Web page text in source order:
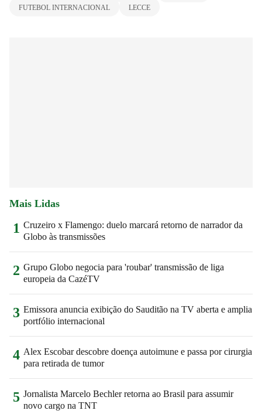
FUTEBOL INTERNACIONAL LECCE
Mais Lidas
1 Cruzeiro x Flamengo: duelo marcará retorno de narrador da
Globo às transmissões
2 Grupo Globo negocia para 'roubar' transmissão de liga
europeia da CazéTV
3 Emissora anuncia exibição do Sauditão na TV aberta e amplia
portfólio internacional
4 Alex Escobar descobre doença autoimune e passa por cirurgia
para retirada de tumor
5 Jornalista Marcelo Bechler retorna ao Brasil para assumir
novo cargo na TNT